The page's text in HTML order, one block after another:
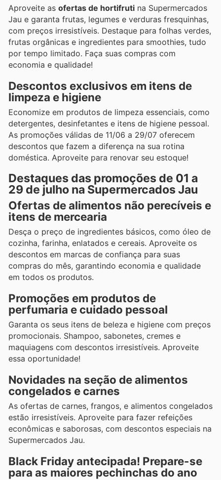
Aproveite as ofertas de hortifruti na Supermercados
Jau e garanta frutas, legumes e verduras fresquinhas,
com preços irresistíveis. Destaque para folhas verdes,
frutas orgânicas e ingredientes para smoothies, tudo
por tempo limitado. Faça suas compras com
economia e qualidade!
Descontos exclusivos em itens de
limpeza e higiene
Economize em produtos de limpeza essenciais, como
detergentes, desinfetantes e itens de higiene pessoal.
As promoções válidas de 11/06 a 29/07 oferecem
descontos que fazem a diferença na sua rotina
doméstica. Aproveite para renovar seu estoque!
Destaques das promoções de 01 a
29 de julho na Supermercados Jau
Ofertas de alimentos não perecíveis e
itens de mercearia
Desça o preço de ingredientes básicos, como óleo de
cozinha, farinha, enlatados e cereais. Aproveite os
descontos em marcas de confiança para suas
compras do mês, garantindo economia e qualidade
em todos os produtos.
Promoções em produtos de
perfumaria e cuidado pessoal
Garanta os seus itens de beleza e higiene com preços
promocionais. Shampoo, sabonetes, cremes e
maquiagens com descontos irresistíveis. Aproveite
essa oportunidade!
Novidades na seção de alimentos
congelados e carnes
As ofertas de carnes, frangos, e alimentos congelados
estão irresistíveis. Aproveite para fazer refeições
econômicas e saborosas, com descontos especiais na
Supermercados Jau.
Black Friday antecipada! Prepare-se
para as maiores pechinchas do ano